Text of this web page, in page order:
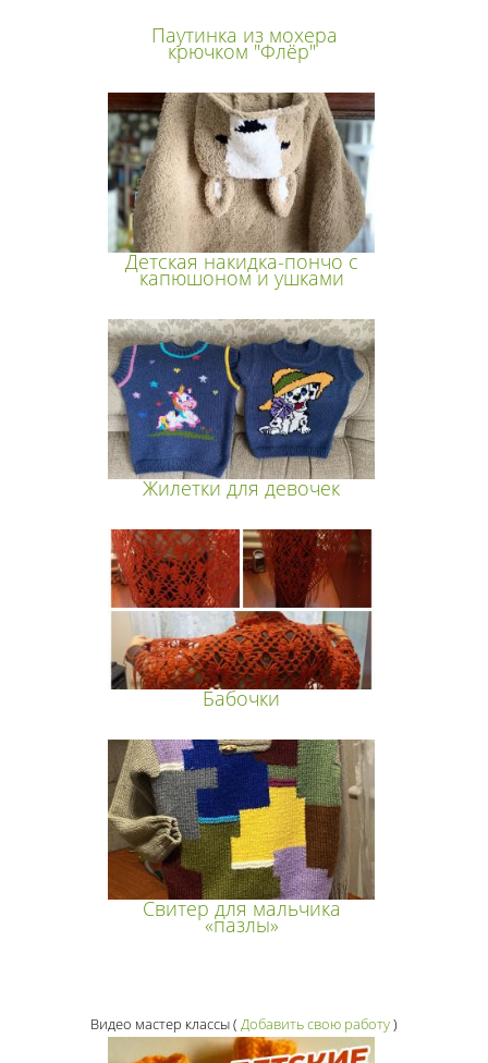
Паутинка из мохера
крючком "Флёр"
Детская накидка-пончо с
капюшоном и ушками
Жилетки для девочек
Бабочки
Свитер для мальчика
«пазлы»
Видео мастер классы( Добавить свою работу)